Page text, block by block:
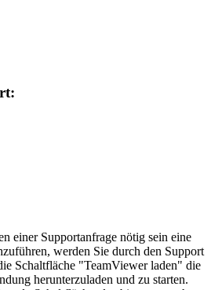
einer Supportanfrage nötig sein eine
werden Sie durch den Support
Schaltfläche "TeamViewer laden" die
herunterzuladen und zu starten.